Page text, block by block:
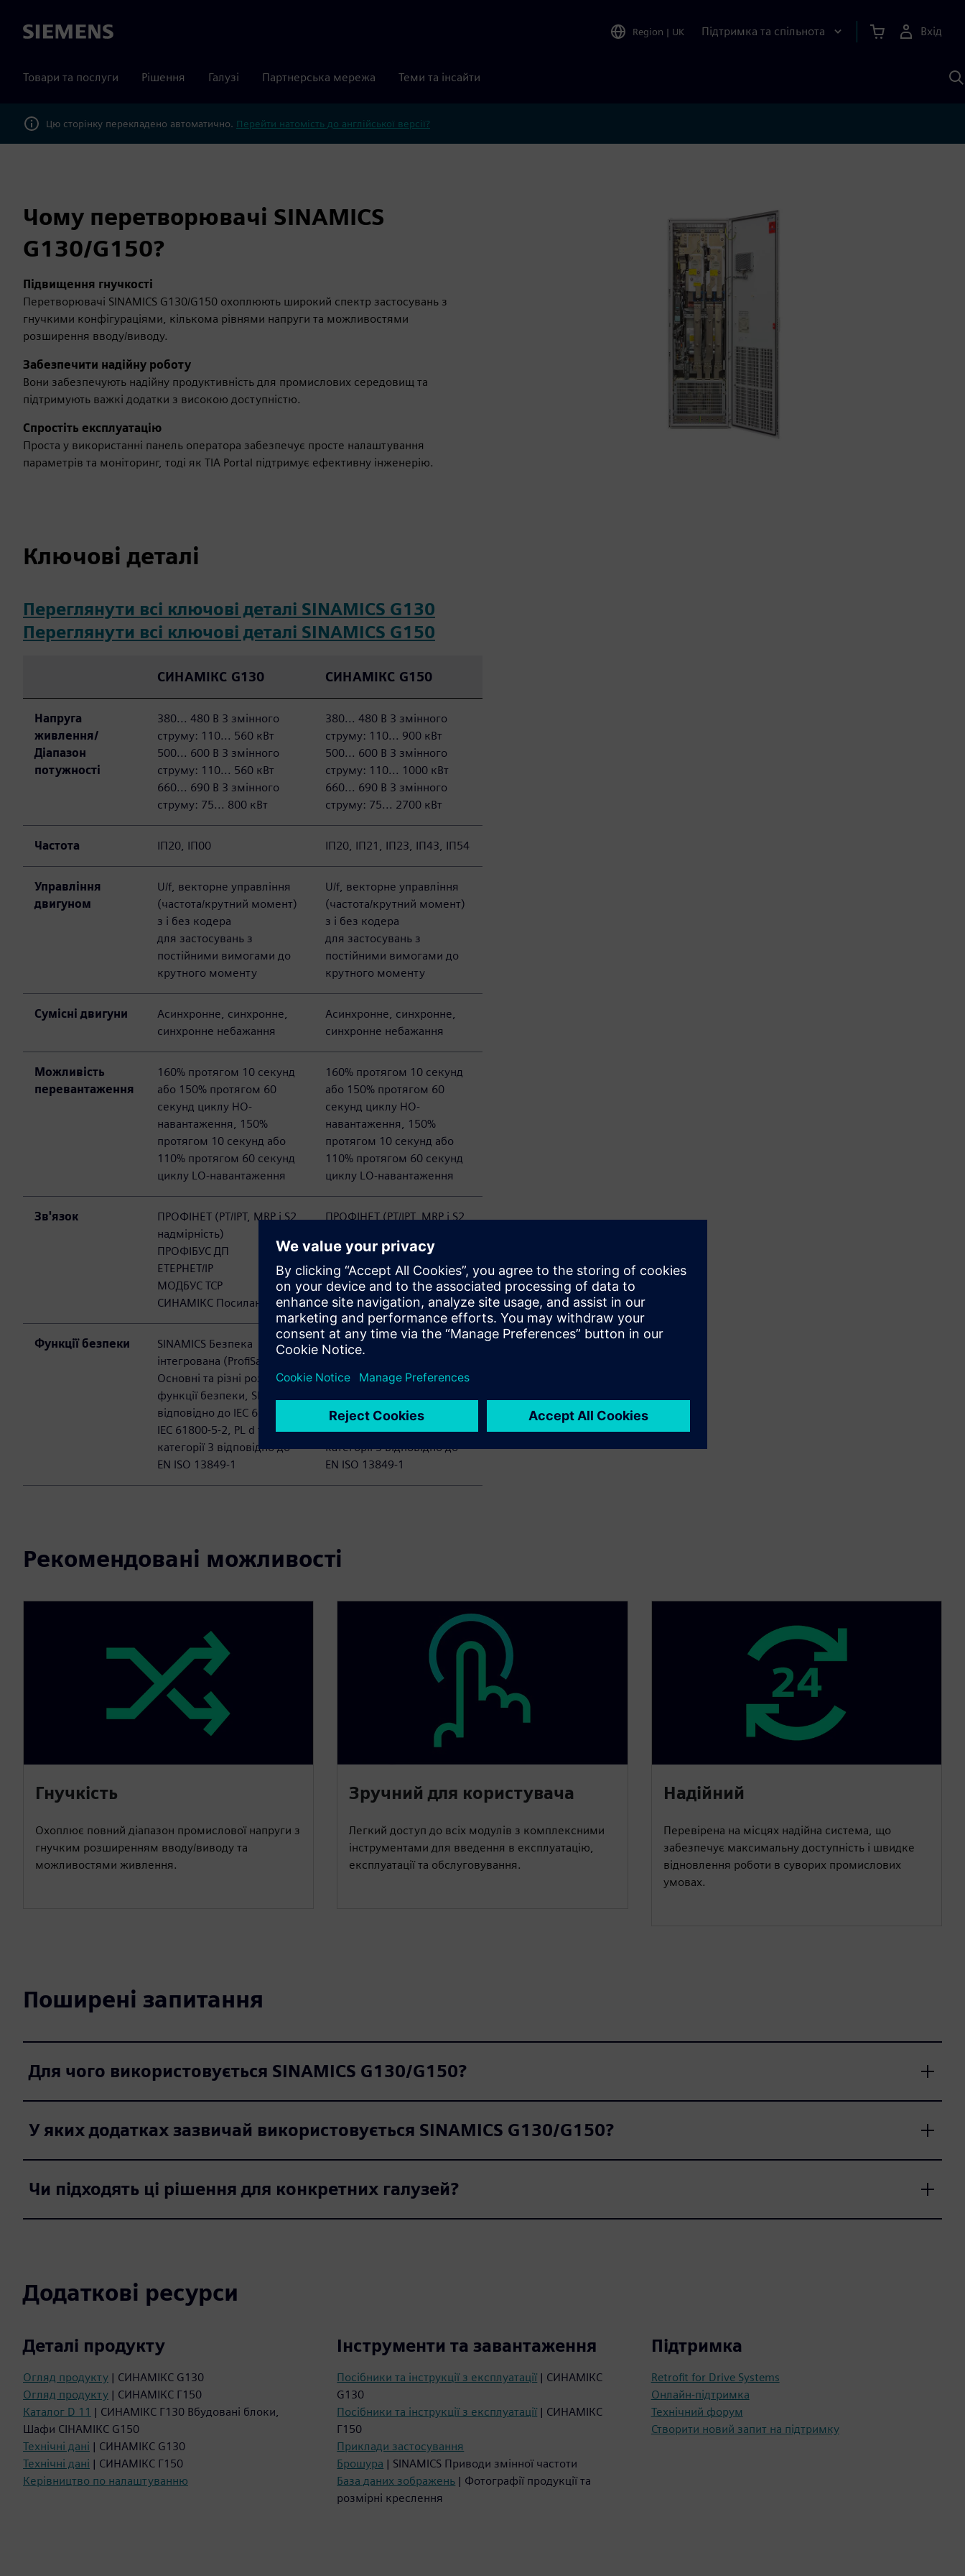
Siemens Region | UK Підтримка та спільнота Вхід
Товари та послуги Рішення Галузі Партнерська мережа Теми та інсайти
Цю сторінку перекладено автоматично. Перейти натомість до англійської версії?
Чому перетворювачі SINAMICS
G130/G150?
Підвищення гнучкості
Перетворювачі SINAMICS G130/G150 охоплюють широкий спектр застосувань з
гнучкими конфігураціями, кількома рівнями напруги та можливостями
розширення вводу/виводу.
Забезпечити надійну роботу
Вони забезпечують надійну продуктивність для промислових середовищ та
підтримують важкі додатки з високою доступністю.
Спростіть експлуатацію
Проста у використанні панель оператора забезпечує просте налаштування
параметрів та моніторинг, тоді як TIA Portal підтримує ефективну інженерію.
Ключові деталі
Переглянути всі ключові деталі SINAMICS G130
Переглянути всі ключові деталі SINAMICS G150
СИНАМІКС G130 СИНАМІКС G150
Напруга
живлення/
Діапазон
потужності
380... 480 В 3 змінного
струму: 110... 560 кВт
500... 600 В 3 змінного
струму: 110... 560 кВт
660... 690 В 3 змінного
струму: 75... 800 кВт
380... 480 В 3 змінного
струму: 110... 900 кВт
500... 600 В 3 змінного
струму: 110... 1000 кВт
660... 690 В 3 змінного
струму: 75... 2700 кВт
Частота ІП20, ІП00 ІП20, ІП21, ІП23, ІП43, ІП54
Управління
двигуном
U/f, векторне управління
(частота/крутний момент)
з і без кодера
для застосувань з
постійними вимогами до
крутного моменту
U/f, векторне управління
(частота/крутний момент)
з і без кодера
для застосувань з
постійними вимогами до
крутного моменту
Сумісні двигуни
Асинхронне, синхронне,
синхронне небажання
Асинхронне, синхронне,
синхронне небажання
Можливість
перевантаження
160% протягом 10 секунд
або 150% протягом 60
секунд циклу HO-
навантаження, 150%
протягом 10 секунд або
110% протягом 60 секунд
циклу LO-навантаження
160% протягом 10 секунд
або 150% протягом 60
секунд циклу HO-
навантаження, 150%
протягом 10 секунд або
110% протягом 60 секунд
циклу LO-навантаження
Зв'язок
ПРОФІНЕТ (РТ/ІРТ, MRP і S2
надмірність)
ПРОФІБУС ДП
ЕТЕРНЕТ/IP
МОДБУС TCP
СИНАМІКС Посилання
ПРОФІНЕТ (РТ/ІРТ, MRP і S2
ПРОФІБУС ДП
ЕТЕРНЕТ/IP
МОДБУС TCP
СИНАМІКС Посилання
Функції безпеки
SINAMICS Безпека
інтегрована (ProfiSafe),
Основні та різні розширені
функції безпеки, SIL 2
відповідно до IEC 61508 та
IEC 61800-5-2, PL d та
категорії 3 відповідно до
EN ISO 13849-1
SINAMICS Безпека
Основні та різні розширені
відповідно до IEC 61508 та
IEC 61800-5-2, PL d та
категорії 3 відповідно до
EN ISO 13849-1
Рекомендовані можливості
Гнучкість
Охоплює повний діапазон промислової напруги з
гнучким розширенням вводу/виводу та
можливостями живлення.
Зручний для користувача
Легкий доступ до всіх модулів з комплексними
інструментами для введення в експлуатацію,
експлуатації та обслуговування.
Надійний
Перевірена на місцях надійна система, що
забезпечує максимальну доступність і швидке
відновлення роботи в суворих промислових
умовах.
Поширені запитання
Для чого використовується SINAMICS G130/G150?
У яких додатках зазвичай використовується SINAMICS G130/G150?
Чи підходять ці рішення для конкретних галузей?
Додаткові ресурси
Деталі продукту
Огляд продукту | СИНАМІКС G130
Огляд продукту | СИНАМІКС Г150
Каталог D 11 | СИНАМІКС Г130 Вбудовані блоки,
Шафи СІНАМІКС G150
Технічні дані | СИНАМІКС G130
Технічні дані | СИНАМІКС Г150
Керівництво по налаштуванню
Інструменти та завантаження
Посібники та інструкції з експлуатації | СИНАМІКС
G130
Посібники та інструкції з експлуатації | СИНАМІКС
Г150
Приклади застосування
Брошура | SINAMICS Приводи змінної частоти
База даних зображень | Фотографії продукції та
розмірні креслення
Підтримка
Retrofit for Drive Systems
Онлайн-підтримка
Технічний форум
Створити новий запит на підтримку